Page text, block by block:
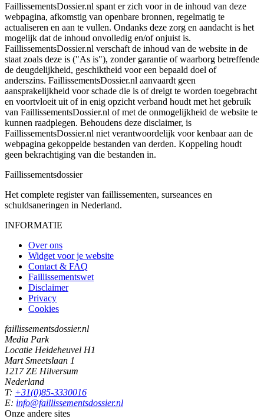
FaillissementsDossier.nl spant er zich voor in de inhoud van deze
webpagina, afkomstig van openbare bronnen, regelmatig te
actualiseren en aan te vullen. Ondanks deze zorg en aandacht is het
mogelijk dat de inhoud onvolledig en/of onjuist is.
FaillissementsDossier.nl verschaft de inhoud van de website in de
staat zoals deze is ("As is"), zonder garantie of waarborg betreffende
de deugdelijkheid, geschiktheid voor een bepaald doel of
anderszins. FaillissementsDossier.nl aanvaardt geen
aansprakelijkheid voor schade die is of dreigt te worden toegebracht
en voortvloeit uit of in enig opzicht verband houdt met het gebruik
van FaillissementsDossier.nl of met de onmogelijkheid de website te
kunnen raadplegen. Behoudens deze disclaimer, is
FaillissementsDossier.nl niet verantwoordelijk voor kenbaar aan de
webpagina gekoppelde bestanden van derden. Koppeling houdt
geen bekrachtiging van die bestanden in.
Faillissementsdossier
Het complete register van faillissementen, surseances en
schuldsaneringen in Nederland.
INFORMATIE
Over ons
Widget voor je website
Contact & FAQ
Faillissementswet
Disclaimer
Privacy
Cookies
faillissementsdossier.nl
Media Park
Locatie Heideheuvel H1
Mart Smeetslaan 1
1217 ZE Hilversum
Nederland
T: +31(0)85-3330016
E: info@faillissementsdossier.nl
Onze andere sites